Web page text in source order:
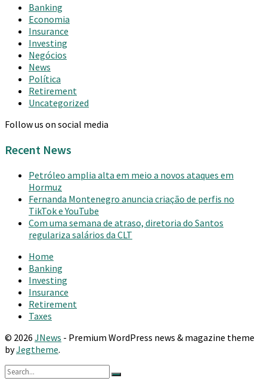
Banking
Economia
Insurance
Investing
Negócios
News
Política
Retirement
Uncategorized
Follow us on social media
Recent News
Petróleo amplia alta em meio a novos ataques em
Hormuz
Fernanda Montenegro anuncia criação de perfis no
TikTok e YouTube
Com uma semana de atraso, diretoria do Santos
regulariza salários da CLT
Home
Banking
Investing
Insurance
Retirement
Taxes
© 2026 JNews - Premium WordPress news & magazine theme
byJegtheme.